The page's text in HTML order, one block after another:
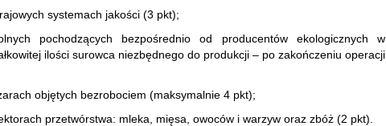
systemach jakości (3 pkt);
pochodzących bezpośrednio od producentów ekologicznych w
ilości surowca niezbędnego do produkcji – po zakończeniu operacji
objętych bezrobociem (maksymalnie 4 pkt);
przetwórstwa: mleka, mięsa, owoców i warzyw oraz zbóż (2 pkt).